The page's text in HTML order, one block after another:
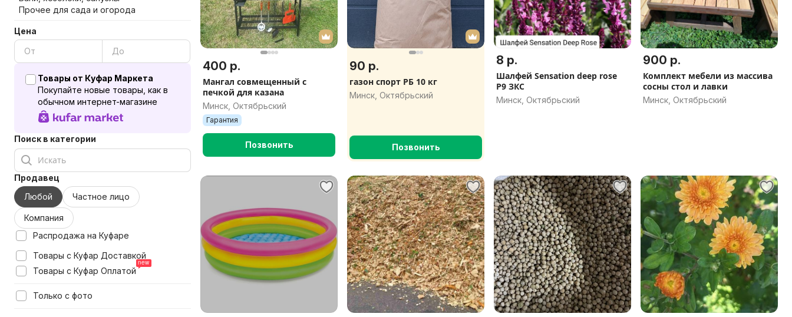
Прочее для сада и огорода
Цена
Товары от Куфар Маркета
Покупайте новые товары, как в
обычном интернет-магазине
Поиск в категории
Продавец
Любой
Частное лицо
Компания
Распродажа на Куфаре
Товары с Куфар Доставкой
Товары с Куфар Оплатой
Только с фото
400 р.
Мангал совмещенный с
печкой для казана
Минск, Октябрьский
Гарантия
Позвонить
90 р.
газон спорт РБ 10 кг
Минск, Октябрьский
Позвонить
8 р.
Шалфей Sensation deep rose
Р9 ЗКС
Минск, Октябрьский
900 р.
Комплект мебели из массива
сосны стол и лавки
Минск, Октябрьский